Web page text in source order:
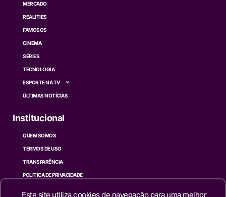
MERCADO
REALITIES
FAMOSOS
CINEMA
SÉRIES
TECNOLOGIA
ESPORTE NA TV
ÚLTIMAS NOTÍCIAS
Institucional
QUEM SOMOS
TERMOS DE USO
TRANSPARÊNCIA
POLÍTICA DE PRIVACIDADE
Este site utiliza cookies de navegação para uma melhor